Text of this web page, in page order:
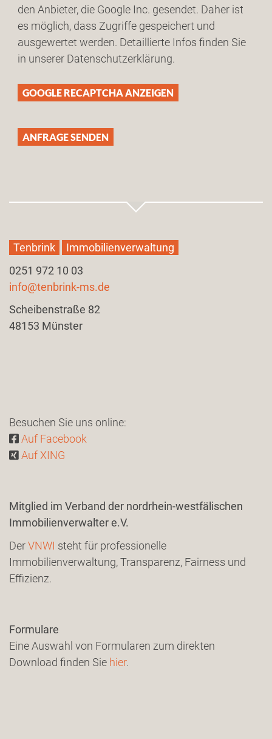
den Anbieter, die Google Inc. gesendet. Daher ist
es möglich, dass Zugriffe gespeichert und
ausgewertet werden. Detaillierte Infos finden Sie
in unserer Datenschutzerklärung.
GOOGLE RECAPTCHA ANZEIGEN
Tenbrink
Immobilienverwaltung
0251 972 10 03
info@tenbrink-ms.de
Scheibenstraße 82
​48153 Münster
Besuchen Sie uns online:
Auf Facebook
Auf XING
Mitglied im Verband der nordrhein-westfälischen
Immobilienverwalter e.V.
DerVNWI steht für professionelle
Immobilienverwaltung, Transparenz, Fairness und
Effizienz.
Formulare
Eine Auswahl von Formularen zum direkten
Download finden Sie hier.